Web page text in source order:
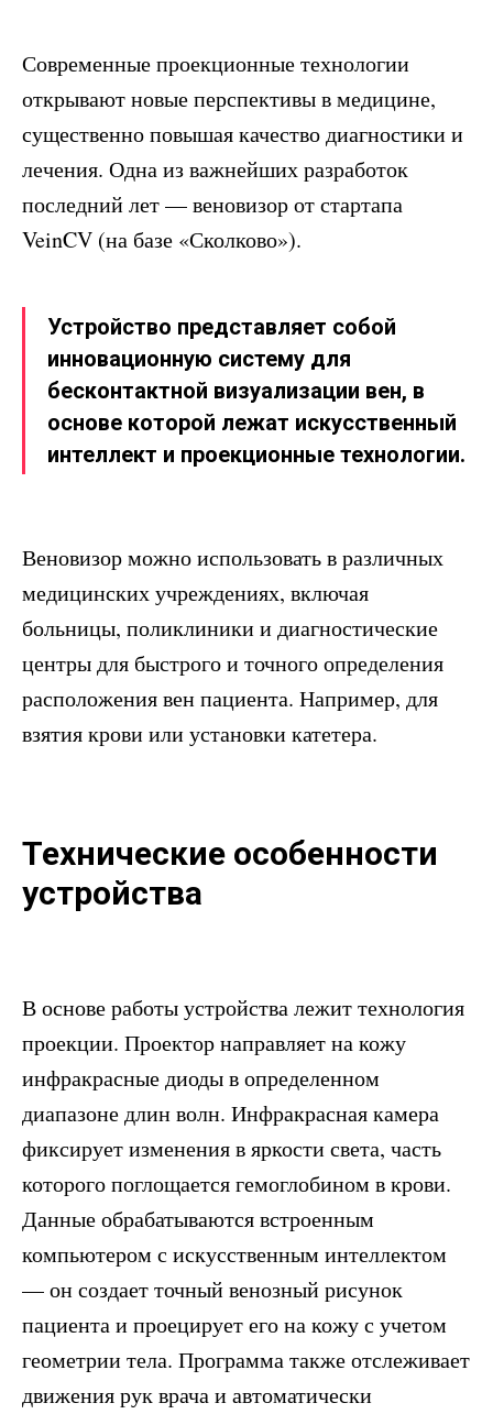
Современные проекционные технологии
открывают новые перспективы в медицине,
существенно повышая качество диагностики и
лечения. Одна из важнейших разработок
последний лет — веновизор от стартапа
VeinCV (на базе «Сколково»).
Устройство представляет собой
инновационную систему для
бесконтактной визуализации вен, в
основе которой лежат искусственный
интеллект и проекционные технологии.
Веновизор можно использовать в различных
медицинских учреждениях, включая
больницы, поликлиники и диагностические
центры для быстрого и точного определения
расположения вен пациента. Например, для
взятия крови или установки катетера.
Технические особенности
устройства
В основе работы устройства лежит технология
проекции. Проектор направляет на кожу
инфракрасные диоды в определенном
диапазоне длин волн. Инфракрасная камера
фиксирует изменения в яркости света, часть
которого поглощается гемоглобином в крови.
Данные обрабатываются встроенным
компьютером с искусственным интеллектом
— он создает точный венозный рисунок
пациента и проецирует его на кожу с учетом
геометрии тела. Программа также отслеживает
движения рук врача и автоматически